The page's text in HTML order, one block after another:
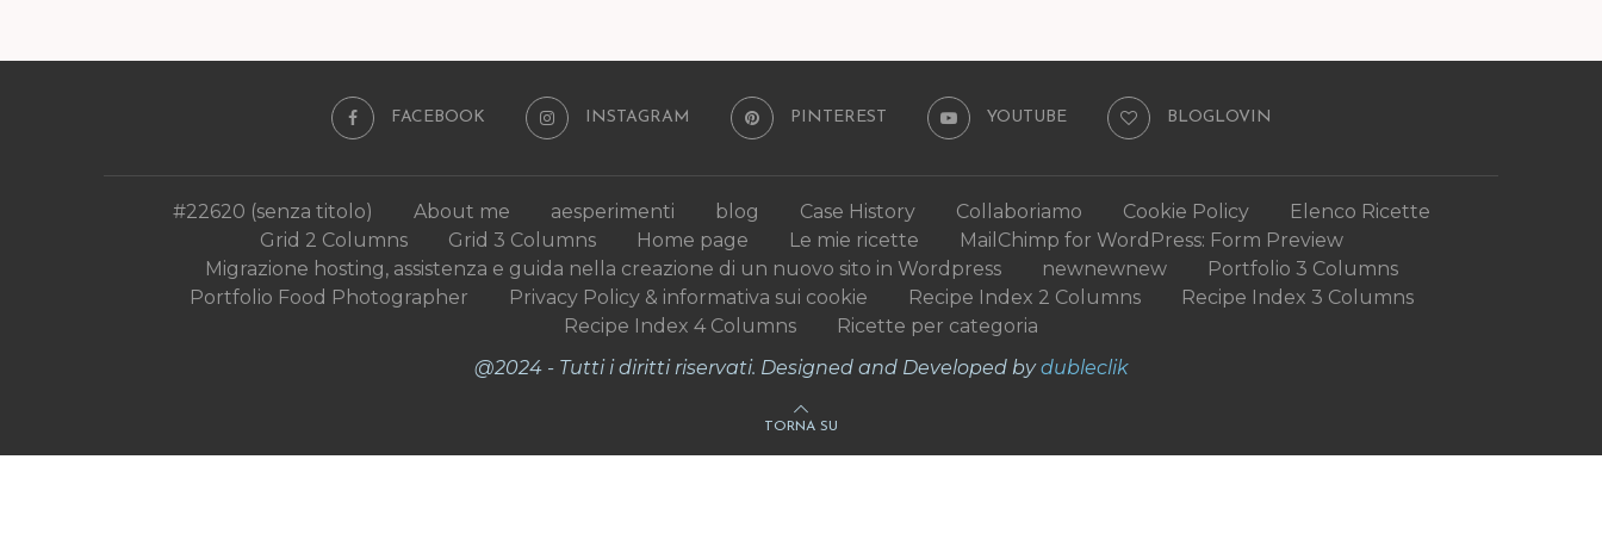
FACEBOOK INSTAGRAM PINTEREST YOUTUBE BLOGLOVIN
#22620 (senza titolo) About me aesperimenti blog Case History Collaboriamo Cookie Policy
Elenco Ricette
Grid 2 Columns
Grid 3 Columns Home page Le mie ricette
MailChimp for WordPress: Form Preview
Migrazione hosting, assistenza e guida nella creazione di un nuovo sito in Wordpress
newnewnew
Portfolio 3 Columns
Portfolio Food Photographer
Privacy Policy & informativa sui cookie Recipe Index 2 Columns
Recipe Index 3 Columns
Recipe Index 4 Columns
Ricette per categoria
@2024 - Tutti i diritti riservati. Designed and Developed bydubleclik
TORNA SU